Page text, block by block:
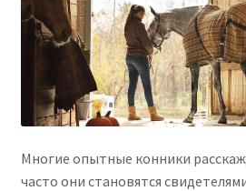
Многие опытные конники
часто они становятся